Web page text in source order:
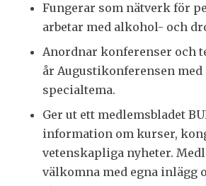
Fungerar som nätverk för
arbetar med alkohol- och
Anordnar konferenser och
år Augustikonferensen
specialtema.
Ger ut ett medlemsbladet
information om kurser,
vetenskapliga nyheter.
välkomna med egna inlägg